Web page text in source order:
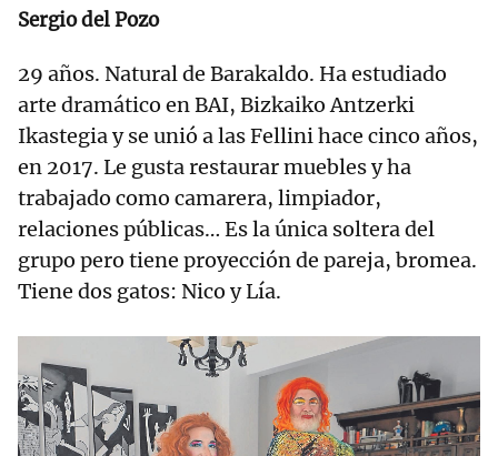
Sergio del Pozo
29 años. Natural de Barakaldo. Ha estudiado
arte dramático en BAI, Bizkaiko Antzerki
Ikastegia y se unió a las Fellini hace cinco años,
en 2017. Le gusta restaurar muebles y ha
trabajado como camarera, limpiador,
relaciones públicas… Es la única soltera del
grupo pero tiene proyección de pareja, bromea.
Tiene dos gatos: Nico y Lía.